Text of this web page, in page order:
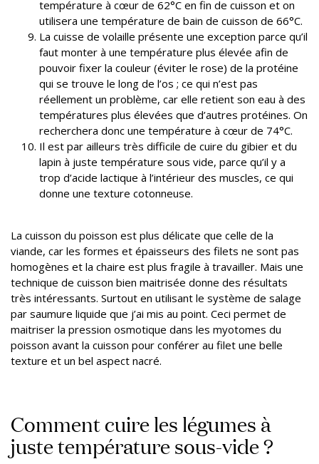
température à cœur de 62°C en fin de cuisson et on
utilisera une température de bain de cuisson de 66°C.
La cuisse de volaille présente une exception parce qu’il
faut monter à une température plus élevée afin de
pouvoir fixer la couleur (éviter le rose) de la protéine
qui se trouve le long de l’os ; ce qui n’est pas
réellement un problème, car elle retient son eau à des
températures plus élevées que d’autres protéines. On
recherchera donc une température à cœur de 74°C.
Il est par ailleurs très difficile de cuire du gibier et du
lapin à juste température sous vide, parce qu’il y a
trop d’acide lactique à l’intérieur des muscles, ce qui
donne une texture cotonneuse.
La cuisson du poisson est plus délicate que celle de la
viande, car les formes et épaisseurs des filets ne sont pas
homogènes et la chaire est plus fragile à travailler. Mais une
technique de cuisson bien maitrisée donne des résultats
très intéressants. Surtout en utilisant le système de salage
par saumure liquide que j’ai mis au point. Ceci permet de
maitriser la pression osmotique dans les myotomes du
poisson avant la cuisson pour conférer au filet une belle
texture et un bel aspect nacré.
Comment cuire les légumes à
juste température sous-vide ?